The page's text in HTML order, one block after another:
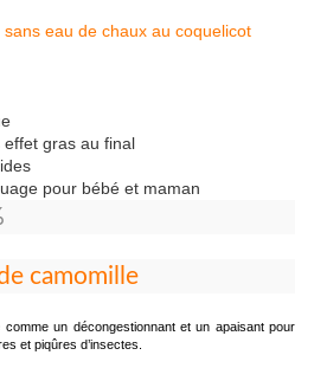
gras au final
pour bébé et maman
camomille
un décongestionnant et un apaisant pour
et piqûres d’insectes.